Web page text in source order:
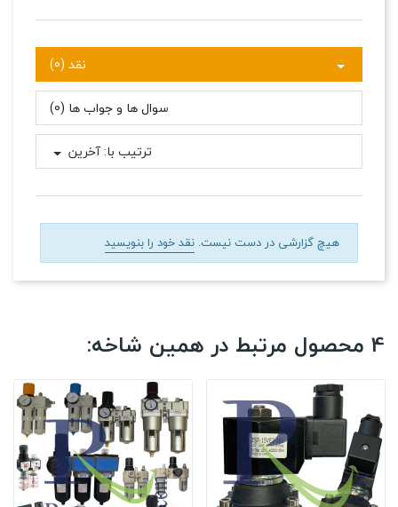
نقد (0)
سوال ها و جواب ها (0)
ترتیب با:آخرین
هیچ گزارشی در دست نیست. نقد خود را بنویسید
4 محصول مرتبط در همین شاخه: